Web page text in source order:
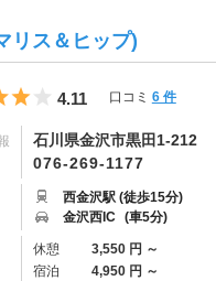
リス＆ヒップ)
5つ星のうち4
4.11 口コミ 6 件
石川県金沢市黒田1-212
076-269-1177
西金沢駅 (徒歩15分)
金沢西IC (車5分)
休憩 3,550 円 ～
宿泊
4,950 円 ～